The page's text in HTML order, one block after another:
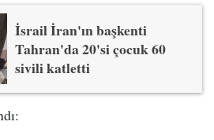
İsrail İran'ın başkenti
Tahran'da 20'si çocuk 60
sivili katletti